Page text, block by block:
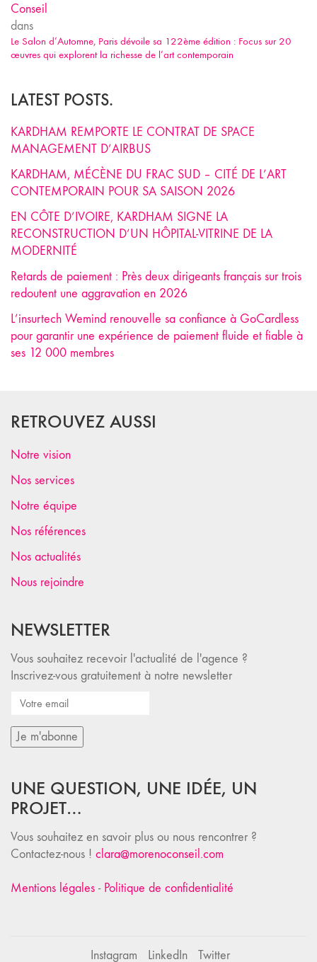
Conseil
dans
Le Salon d’Automne, Paris dévoile sa 122ème édition : Focus sur 20
œuvres qui explorent la richesse de l’art contemporain
LATEST POSTS.
KARDHAM REMPORTE LE CONTRAT DE SPACE
MANAGEMENT D’AIRBUS
KARDHAM, MÉCÈNE DU FRAC SUD – CITÉ DE L’ART
CONTEMPORAIN POUR SA SAISON 2026
EN CÔTE D’IVOIRE, KARDHAM SIGNE LA
RECONSTRUCTION D’UN HÔPITAL-VITRINE DE LA
MODERNITÉ
Retards de paiement : Près deux dirigeants français sur trois
redoutent une aggravation en 2026
L’insurtech Wemind renouvelle sa confiance à GoCardless
pour garantir une expérience de paiement fluide et fiable à
ses 12 000 membres
RETROUVEZ AUSSI
Notre vision
Nos services
Notre équipe
Nos références
Nos actualités
Nous rejoindre
NEWSLETTER
Vous souhaitez recevoir l'actualité de l'agence ?
Inscrivez-vous gratuitement à notre newsletter
UNE QUESTION, UNE IDÉE, UN
PROJET…
Vous souhaitez en savoir plus ou nous rencontrer ?
Contactez-nous ! clara@morenoconseil.com
Mentions légales - Politique de confidentialité
Instagram LinkedIn Twitter